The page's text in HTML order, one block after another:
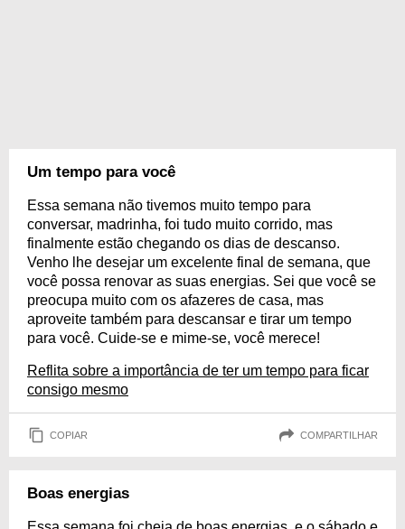
Um tempo para você
Essa semana não tivemos muito tempo para
conversar, madrinha, foi tudo muito corrido, mas
finalmente estão chegando os dias de descanso.
Venho lhe desejar um excelente final de semana, que
você possa renovar as suas energias. Sei que você se
preocupa muito com os afazeres de casa, mas
aproveite também para descansar e tirar um tempo
para você. Cuide-se e mime-se, você merece!
Reflita sobre a importância de ter um tempo para ficar
consigo mesmo
COPIAR COMPARTILHAR
Boas energias